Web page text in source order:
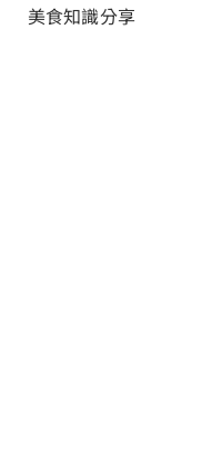
美食知識分享